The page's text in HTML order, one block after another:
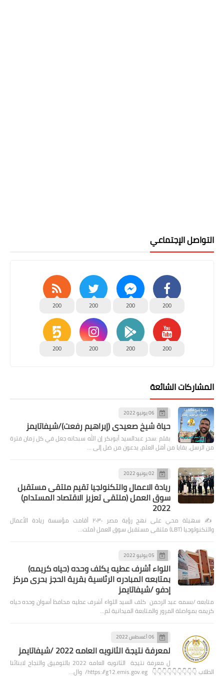
التواصل الإجتماعي
200
200
200
200
200
200
200
200
المشاركات الشائعة
06 يونيو 2022
حياة شيخ صعيدى (إبراهيم رفعت)/شيفاتايمز
بقلم :سحر عبدالسيد أبوبكر إن الله سبحانه جعل في كل زمان فترة
من الرسل، بقايا من أهل العلم، يدعون من ضل إلى …
02 يونيو 2022
ريادة الاعمال والتكنولجيا تقيم ملتقى مستقبل
سوق العمل (ملتقى تعزيز الاقتصاد المستدام)
2022
✍️ سهيلة محي على نهج رؤية مصر ٢٠٣٠ أقامت مؤسسة ريادة الأعمال
والتكنولوجيا (LBT) ملتقى مستقبل سوق العمل (ملت…
05 يوليو 2022
اللواء أشرف عطيه يكلف وحده (حياه كريمه)
بمتابعه المبادره الرئاسية بقرية الحجز بحرى مركز
إدفو /شيفاتايمز
متابعه /بسمه عبد الرحمن كلف السيد اللواء أشرف عطيه محافظ أسوان وحده حياه
كريمه بمواصلة المرور والمتابعة الميدانية لم…
06 أغسطس 2022
لمعرفة نتيجة الثانويه العامه 2022 /شيفاتايمز
ل معرفة نتيجة الثانويه العامه 2022 بالتوفيق والنجاح لابنائنا
الطلاب 👇👇👇👇👇👇👇👇👇 https://g12.emis.gov.eg/ وال…